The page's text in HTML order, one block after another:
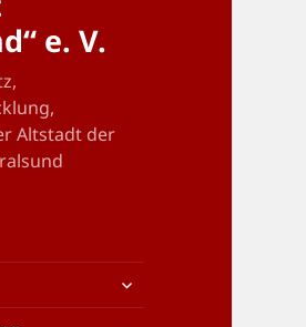
e. V.
Altstadt der
untermenü
öffnen